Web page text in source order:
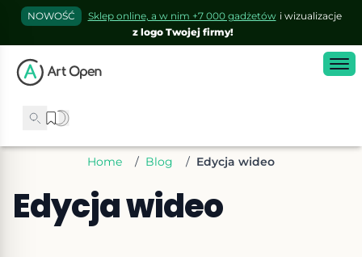
NOWOŚĆ Sklep online, a w nim +7 000 gadżetów i wizualizacje
z logo Twojej firmy!
Home / Blog / Edycja wideo
Edycja wideo